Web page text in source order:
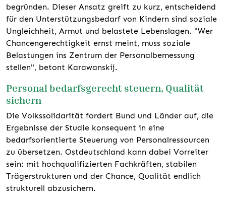
begründen. Dieser Ansatz greift zu kurz, entscheidend
für den Unterstützungsbedarf von Kindern sind soziale
Ungleichheit, Armut und belastete Lebenslagen. "Wer
Chancengerechtigkeit ernst meint, muss soziale
Belastungen ins Zentrum der Personalbemessung
stellen", betont Karawanskij.
Personal bedarfsgerecht steuern, Qualität
sichern
Die Volkssolidarität fordert Bund und Länder auf, die
Ergebnisse der Studie konsequent in eine
bedarfsorientierte Steuerung von Personalressourcen
zu übersetzen. Ostdeutschland kann dabei Vorreiter
sein: mit hochqualifizierten Fachkräften, stabilen
Trägerstrukturen und der Chance, Qualität endlich
strukturell abzusichern.